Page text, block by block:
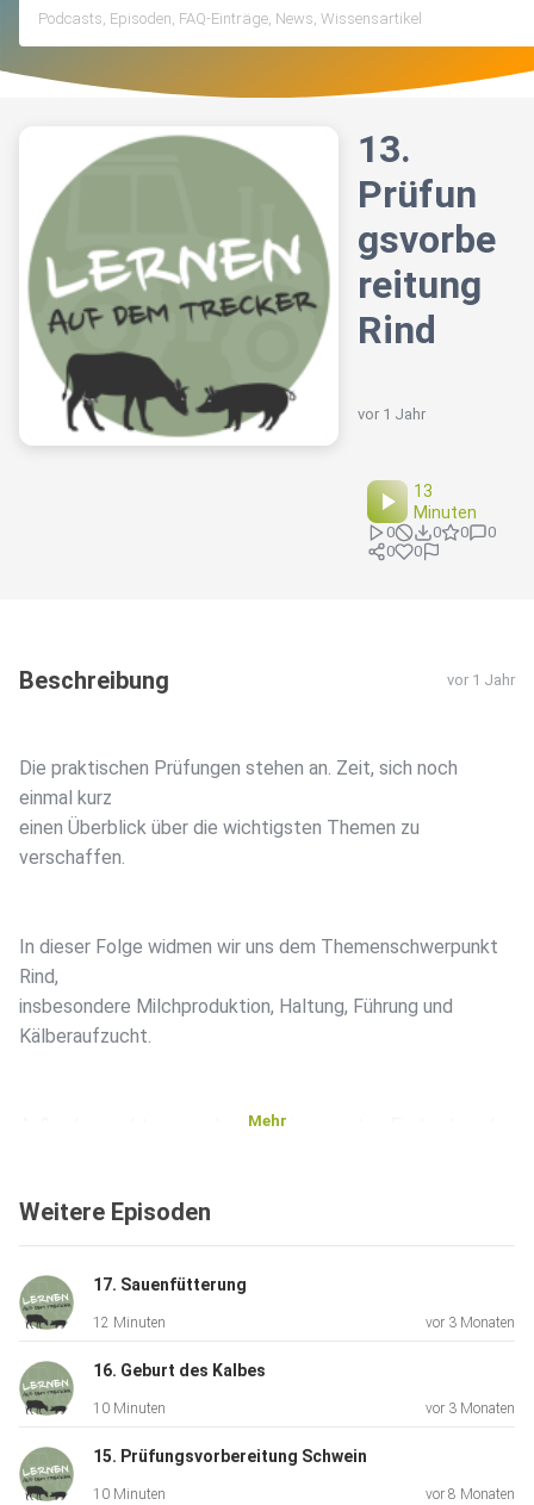
13.
Prüfun
gsvorbe
reitung
Rind
vor 1 Jahr
13
Minuten
0 0 0
0
0
0
Beschreibung vor 1 Jahr
Die praktischen Prüfungen stehen an. Zeit, sich noch
einmal kurz
einen Überblick über die wichtigsten Themen zu
verschaffen.
In dieser Folge widmen wir uns dem Themenschwerpunkt
Rind,
insbesondere Milchproduktion, Haltung, Führung und
Kälberaufzucht.
Außerdem geht es um den wichtigen ersten Eindruck und
Mehr
Weitere Episoden
17. Sauenfütterung
12 Minuten vor 3 Monaten
16. Geburt des Kalbes
10 Minuten vor 3 Monaten
15. Prüfungsvorbereitung Schwein
10 Minuten vor 8 Monaten